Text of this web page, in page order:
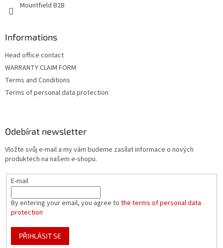
Mountfield B2B
Informations
Head office contact
WARRANTY CLAIM FORM
Terms and Conditions
Terms of personal data protection
Odebírat newsletter
Vložte svůj e-mail a my vám budeme zasílat informace o nových
produktech na našem e-shopu.
E-mail
By entering your email, you agree to the terms of personal data
protection
PŘIHLÁSIT SE